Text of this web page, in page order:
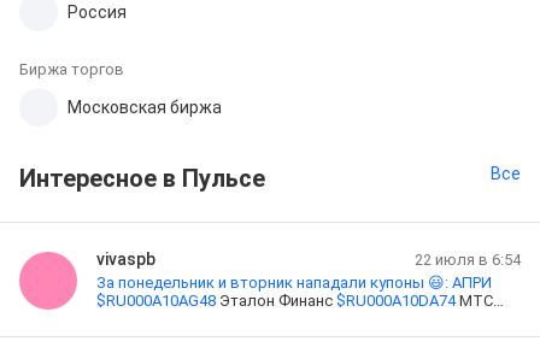
Россия
Биржа торгов
Московская биржа
Интересное в Пульсе Все
vivaspb
22 июля в 6:54
За понедельник и вторник нападали купоны 😃: АПРИ
$RU000A10AG48 Эталон Финанс $RU000A10DA74 МТС
Саха$RU000A10F7J4 И наблюдаю за$PLZL. Все как